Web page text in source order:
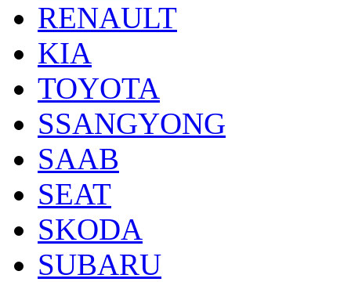
RENAULT
KIA
TOYOTA
SSANGYONG
SAAB
SEAT
SKODA
SUBARU